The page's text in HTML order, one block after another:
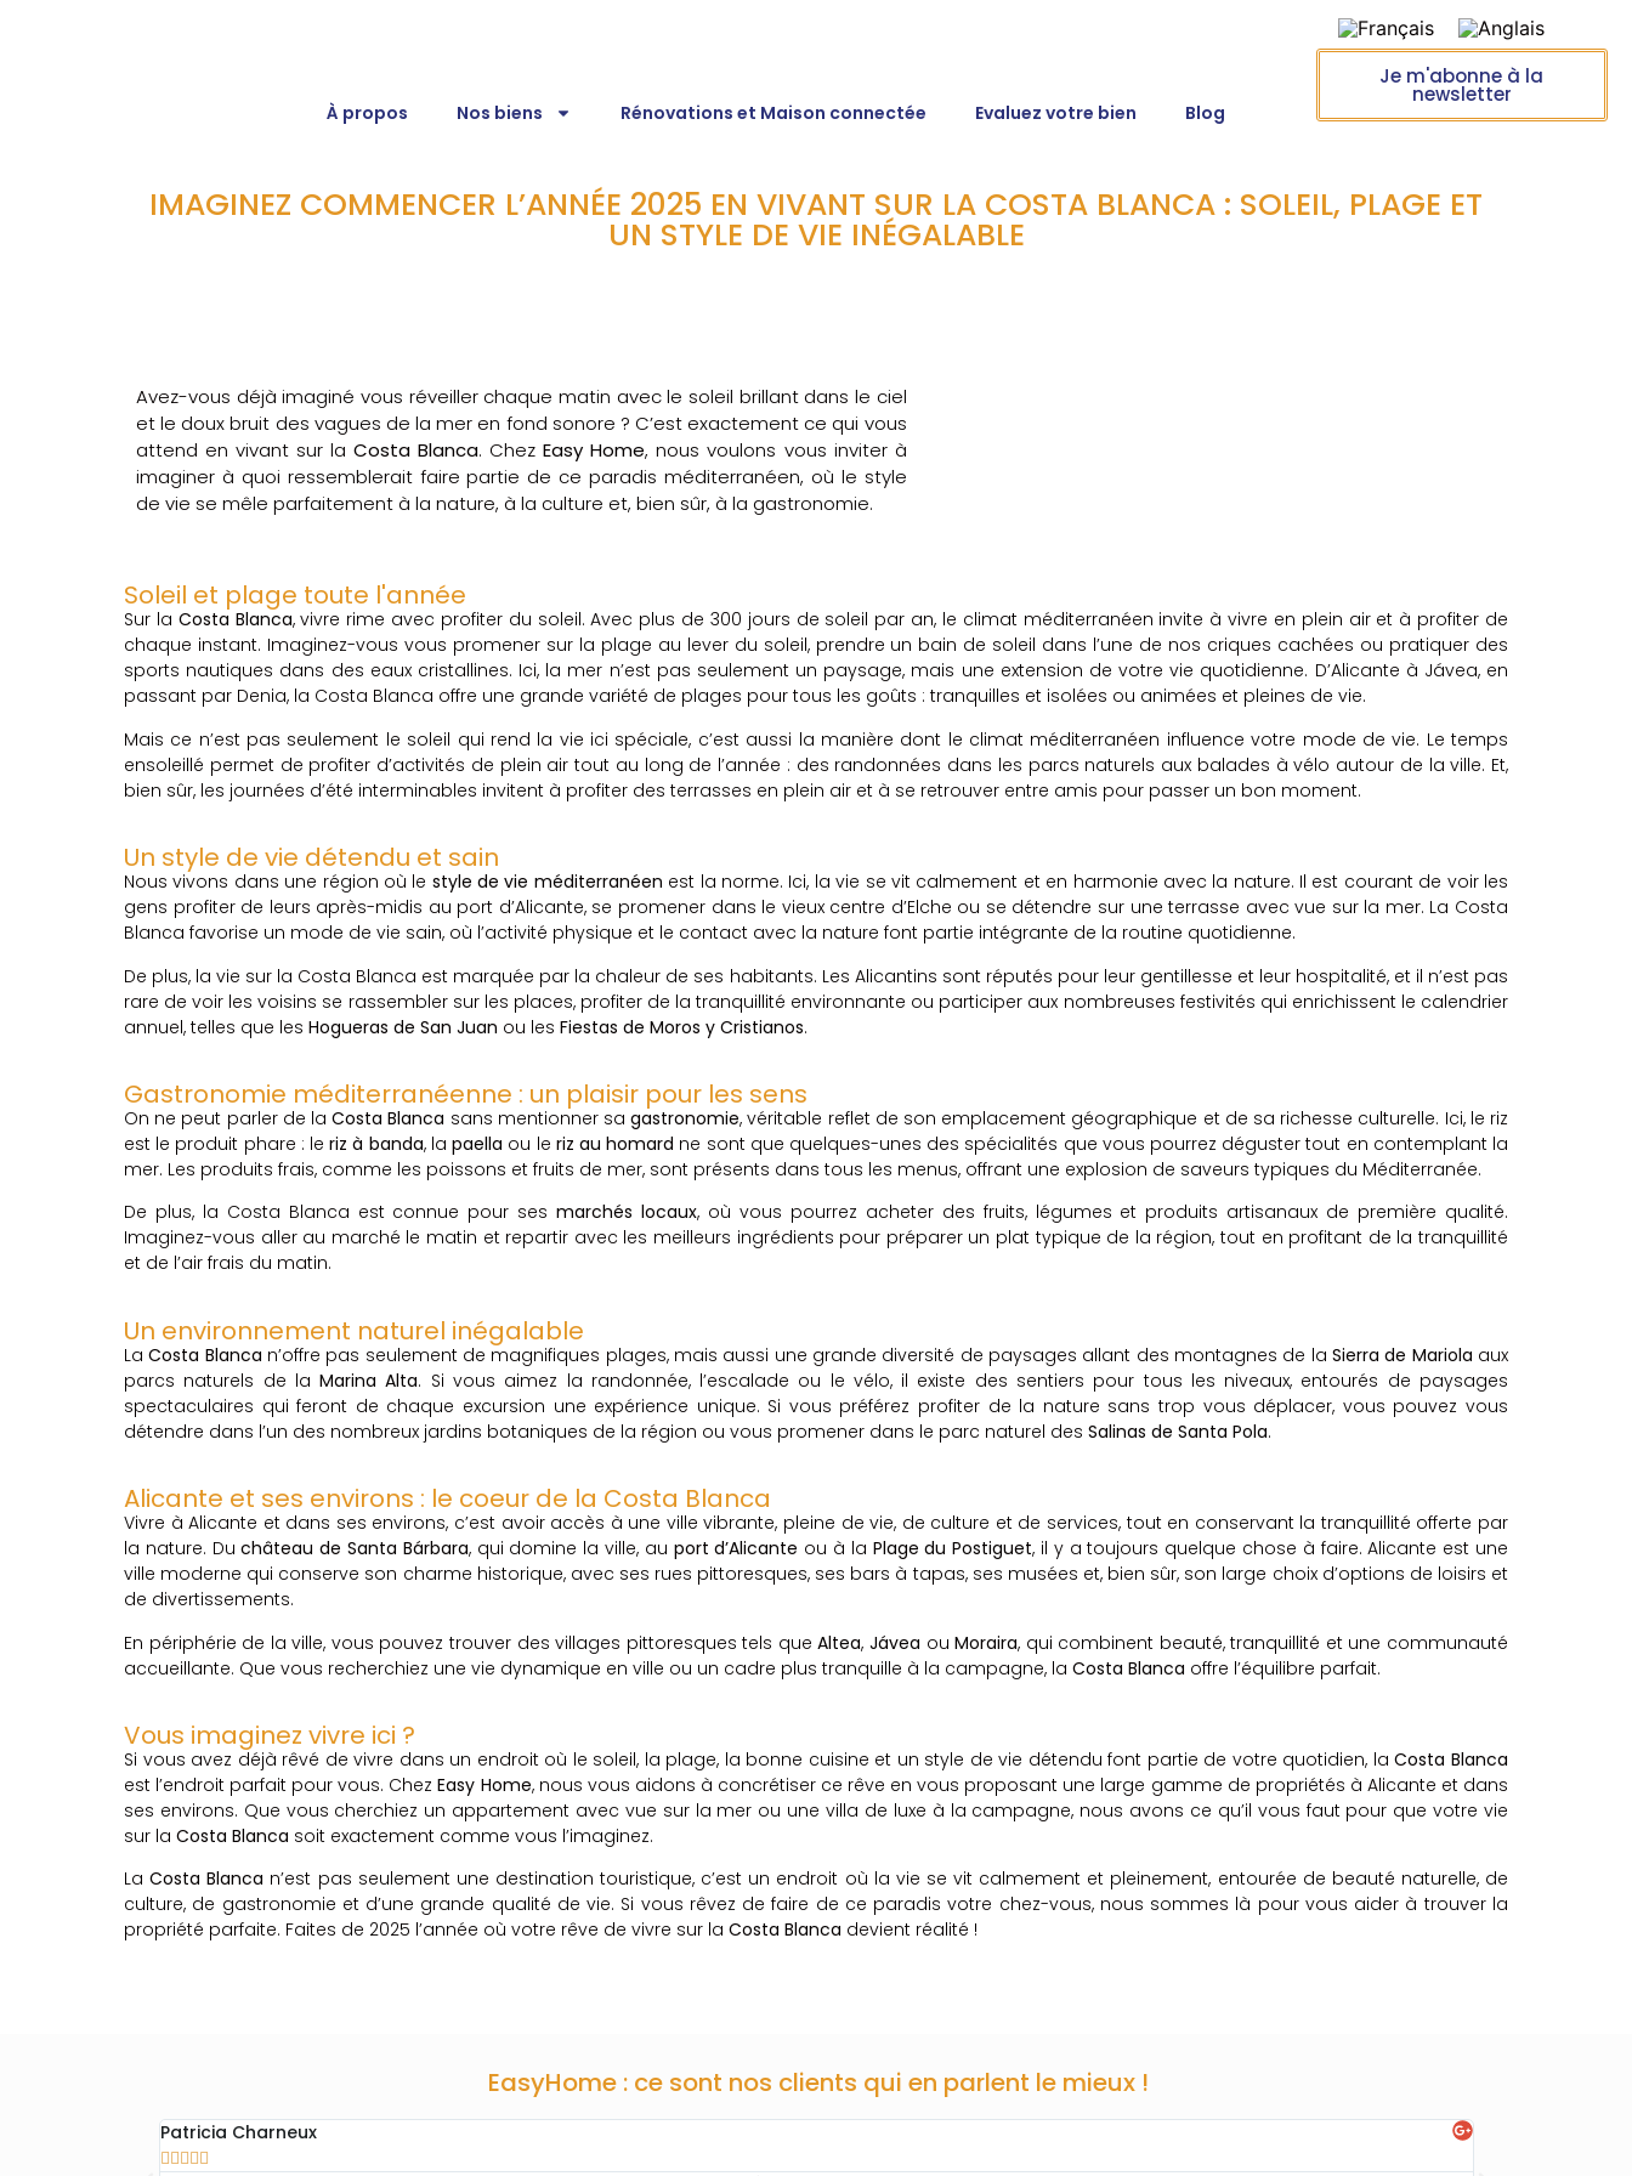
À propos Nos biens Rénovations et Maison connectée Evaluez votre bien Blog
Je m'abonne à la
newsletter
IMAGINEZ COMMENCER L’ANNÉE 2025 EN VIVANT SUR LA COSTA BLANCA : SOLEIL, PLAGE ET
UN STYLE DE VIE INÉGALABLE
Avez-vous déjà imaginé vous réveiller chaque matin avec le soleil brillant dans le ciel
et le doux bruit des vagues de la mer en fond sonore ? C’est exactement ce qui vous
attend en vivant sur laCosta Blanca. ChezEasy Home, nous voulons vous inviter à
imaginer à quoi ressemblerait faire partie de ce paradis méditerranéen, où le style
de vie se mêle parfaitement à la nature, à la culture et, bien sûr, à la gastronomie.
Soleil et plage toute l'année
Sur la Costa Blanca, vivre rime avec profiter du soleil. Avec plus de 300 jours de soleil par an, le climat méditerranéen invite à vivre en plein air et à profiter de
chaque instant. Imaginez-vous vous promener sur la plage au lever du soleil, prendre un bain de soleil dans l’une de nos criques cachées ou pratiquer des
sports nautiques dans des eaux cristallines. Ici, la mer n’est pas seulement un paysage, mais une extension de votre vie quotidienne. D’Alicante à Jávea, en
passant par Denia, la Costa Blanca offre une grande variété de plages pour tous les goûts : tranquilles et isolées ou animées et pleines de vie.
Mais ce n’est pas seulement le soleil qui rend la vie ici spéciale, c’est aussi la manière dont le climat méditerranéen influence votre mode de vie. Le temps
ensoleillé permet de profiter d’activités de plein air tout au long de l’année : des randonnées dans les parcs naturels aux balades à vélo autour de la ville. Et,
bien sûr, les journées d’été interminables invitent à profiter des terrasses en plein air et à se retrouver entre amis pour passer un bon moment.
Un style de vie détendu et sain
Nous vivons dans une région où le style de vie méditerranéen est la norme. Ici, la vie se vit calmement et en harmonie avec la nature. Il est courant de voir les
gens profiter de leurs après-midis au port d’Alicante, se promener dans le vieux centre d’Elche ou se détendre sur une terrasse avec vue sur la mer. La Costa
Blanca favorise un mode de vie sain, où l’activité physique et le contact avec la nature font partie intégrante de la routine quotidienne.
De plus, la vie sur la Costa Blanca est marquée par la chaleur de ses habitants. Les Alicantins sont réputés pour leur gentillesse et leur hospitalité, et il n’est pas
rare de voir les voisins se rassembler sur les places, profiter de la tranquillité environnante ou participer aux nombreuses festivités qui enrichissent le calendrier
annuel, telles que les Hogueras de San Juan ou les Fiestas de Moros y Cristianos.
Gastronomie méditerranéenne : un plaisir pour les sens
On ne peut parler de laCosta Blanca sans mentionner sagastronomie, véritable reflet de son emplacement géographique et de sa richesse culturelle. Ici, le riz
est le produit phare : leriz à banda, lapaella ou le riz au homard ne sont que quelques-unes des spécialités que vous pourrez déguster tout en contemplant la
mer. Les produits frais, comme les poissons et fruits de mer, sont présents dans tous les menus, offrant une explosion de saveurs typiques du Méditerranée.
De plus, la Costa Blanca est connue pour sesmarchés locaux, où vous pourrez acheter des fruits, légumes et produits artisanaux de première qualité.
Imaginez-vous aller au marché le matin et repartir avec les meilleurs ingrédients pour préparer un plat typique de la région, tout en profitant de la tranquillité
et de l’air frais du matin.
Un environnement naturel inégalable
LaCosta Blanca n’offre pas seulement de magnifiques plages, mais aussi une grande diversité de paysages allant des montagnes de laSierra de Mariola aux
parcs naturels de laMarina Alta. Si vous aimez la randonnée, l’escalade ou le vélo, il existe des sentiers pour tous les niveaux, entourés de paysages
spectaculaires qui feront de chaque excursion une expérience unique. Si vous préférez profiter de la nature sans trop vous déplacer, vous pouvez vous
détendre dans l’un des nombreux jardins botaniques de la région ou vous promener dans le parc naturel des Salinas de Santa Pola.
Alicante et ses environs : le coeur de la Costa Blanca
Vivre à Alicante et dans ses environs, c’est avoir accès à une ville vibrante, pleine de vie, de culture et de services, tout en conservant la tranquillité offerte par
la nature. Duchâteau de Santa Bárbara, qui domine la ville, au port d’Alicante ou à la Plage du Postiguet, il y a toujours quelque chose à faire. Alicante est une
ville moderne qui conserve son charme historique, avec ses rues pittoresques, ses bars à tapas, ses musées et, bien sûr, son large choix d’options de loisirs et
de divertissements.
En périphérie de la ville, vous pouvez trouver des villages pittoresques tels queAltea, Jávea ouMoraira, qui combinent beauté, tranquillité et une communauté
accueillante. Que vous recherchiez une vie dynamique en ville ou un cadre plus tranquille à la campagne, la Costa Blanca offre l’équilibre parfait.
Vous imaginez vivre ici ?
Si vous avez déjà rêvé de vivre dans un endroit où le soleil, la plage, la bonne cuisine et un style de vie détendu font partie de votre quotidien, laCosta Blanca
est l’endroit parfait pour vous. ChezEasy Home, nous vous aidons à concrétiser ce rêve en vous proposant une large gamme de propriétés à Alicante et dans
ses environs. Que vous cherchiez un appartement avec vue sur la mer ou une villa de luxe à la campagne, nous avons ce qu’il vous faut pour que votre vie
sur la Costa Blanca soit exactement comme vous l’imaginez.
LaCosta Blanca n’est pas seulement une destination touristique, c’est un endroit où la vie se vit calmement et pleinement, entourée de beauté naturelle, de
culture, de gastronomie et d’une grande qualité de vie. Si vous rêvez de faire de ce paradis votre chez-vous, nous sommes là pour vous aider à trouver la
propriété parfaite. Faites de 2025 l’année où votre rêve de vivre sur la Costa Blanca devient réalité !
EasyHome : ce sont nos clients qui en parlent le mieux !
Patricia Charneux
